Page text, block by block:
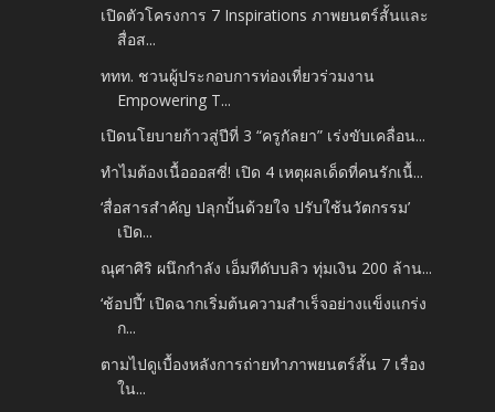
เปิดตัวโครงการ 7 Inspirations ภาพยนตร์สั้นและ
สื่อส...
ททท. ชวนผู้ประกอบการท่องเที่ยวร่วมงาน
Empowering T...
เปิดนโยบายก้าวสู่ปีที่ 3 “ครูกัลยา” เร่งขับเคลื่อน...
ทำไมต้องเนื้อออสซี่! เปิด 4 เหตุผลเด็ดที่คนรักเนื้...
‘สื่อสารสำคัญ ปลุกปั้นด้วยใจ ปรับใช้นวัตกรรม’
เปิด...
ณุศาศิริ ผนึกกำลัง เอ็มทีดับบลิว ทุ่มเงิน 200 ล้าน...
‘ช้อปปี้’ เปิดฉากเริ่มต้นความสำเร็จอย่างแข็งแกร่ง
ก...
ตามไปดูเบื้องหลังการถ่ายทำภาพยนตร์สั้น 7 เรื่อง
ใน...